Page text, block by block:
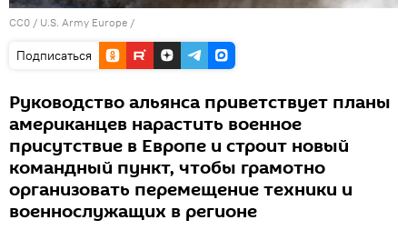
CC0 / U.S. Army Europe /
Подписаться
Руководство альянса приветствует планы
американцев нарастить военное
присутствие в Европе и строит новый
командный пункт, чтобы грамотно
организовать перемещение техники и
военнослужащих в регионе